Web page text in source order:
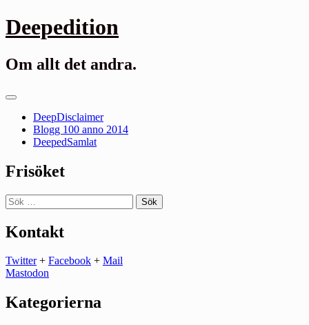
Gå
till
Deepedition
Om allt det andra.
Primär
DeepDisclaimer
Blogg 100 anno 2014
DeepedSamlat
Frisöket
Sök
efter:
Kontakt
Twitter+ Facebook + Mail
Mastodon
Kategorierna